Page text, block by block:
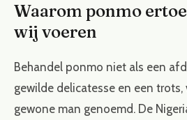
Waarom ponmo
wij voeren
Behandel ponmo niet als een
gewilde delicatesse en een
gewone man genoemd. De